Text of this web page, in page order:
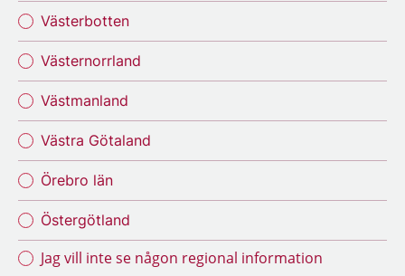
Västerbotten
Västernorrland
Västmanland
Västra Götaland
Örebro län
Östergötland
Jag vill inte se någon regional information